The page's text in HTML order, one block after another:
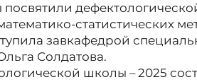
статистических
завкафедрой
Солдатова.
школы – 2025